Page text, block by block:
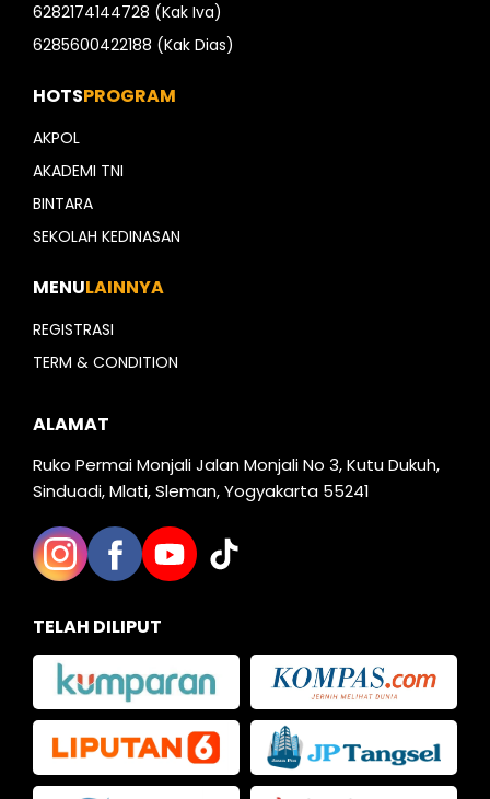
6282174144728 (Kak Iva)
6285600422188 (Kak Dias)
HOTSPROGRAM
AKPOL
AKADEMI TNI
BINTARA
SEKOLAH KEDINASAN
MENULAINNYA
REGISTRASI
TERM & CONDITION
ALAMAT
Ruko Permai Monjali Jalan Monjali No 3, Kutu Dukuh,
Sinduadi, Mlati, Sleman, Yogyakarta 55241
TELAH DILIPUT